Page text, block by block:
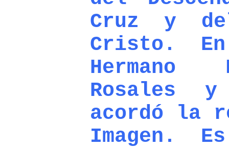
Cruz y
Cristo.
Hermano
Rosales
acordó la
Imagen.